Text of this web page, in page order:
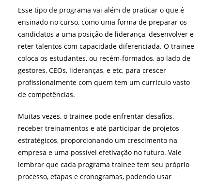
Esse tipo de programa vai além de praticar o que é
ensinado no curso, como uma forma de preparar os
candidatos a uma posição de liderança, desenvolver e
reter talentos com capacidade diferenciada. O trainee
coloca os estudantes, ou recém-formados, ao lado de
gestores, CEOs, lideranças, e etc, para crescer
profissionalmente com quem tem um currículo vasto
de competências.
Muitas vezes, o trainee pode enfrentar desafios,
receber treinamentos e até participar de projetos
estratégicos, proporcionando um crescimento na
empresa e uma possível efetivação no futuro. Vale
lembrar que cada programa trainee tem seu próprio
processo, etapas e cronogramas, podendo usar